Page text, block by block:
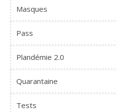
Masques
Pass
Plandémie 2.0
Quarantaine
Tests